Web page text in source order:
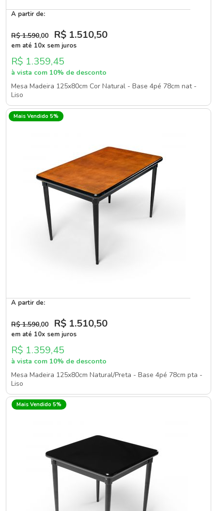
A partir de:
R$ 1.590,00 R$ 1.510,50
em até 10x sem juros
R$ 1.359,45
à vista com 10% de desconto
Mesa Madeira 125x80cm Cor Natural - Base 4pé 78cm nat -
Liso
Mais Vendido 5%
A partir de:
R$ 1.590,00 R$ 1.510,50
em até 10x sem juros
R$ 1.359,45
à vista com 10% de desconto
Mesa Madeira 125x80cm Natural/Preta - Base 4pé 78cm pta -
Liso
Mais Vendido 5%